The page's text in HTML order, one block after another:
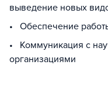
выведение новых
• Обеспечение
• Коммуникация с
организациями